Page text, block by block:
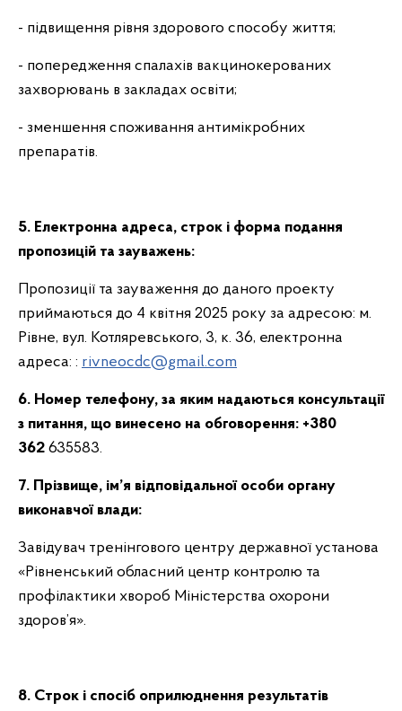
- підвищення рівня здорового способу життя;
- попередження спалахів вакцинокерованих
захворювань в закладах освіти;
- зменшення споживання антимікробних
препаратів.
5. Електронна адреса, строк і форма подання
пропозицій та зауважень:
Пропозиції та зауваження до даного проекту
приймаються до 4 квітня 2025 року за адресою: м.
Рівне, вул. Котляревського, 3, к. 36, електронна
адреса: : rivneocdc@gmail.com
6. Номер телефону, за яким надаються консультації
з питання, що винесено на обговорення: +380
362 635583.
7. Прізвище, ім’я відповідальної особи органу
виконавчої влади:
Завідувач тренінгового центру державної установа
«Рівненський обласний центр контролю та
профілактики хвороб Міністерства охорони
здоров’я».
8. Строк і спосіб оприлюднення результатів